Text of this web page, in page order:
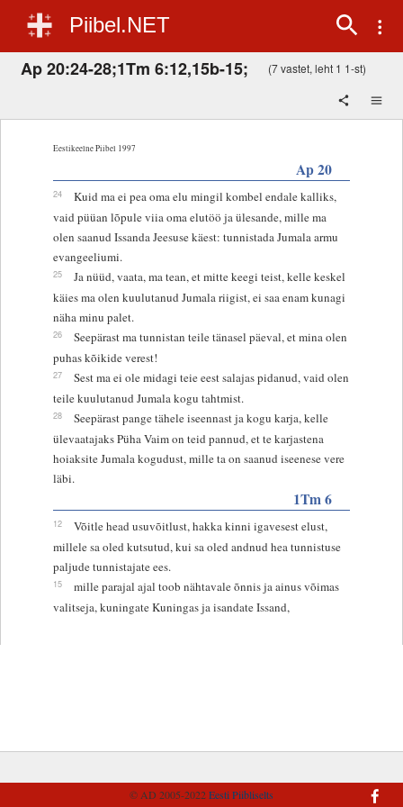
Piibel.NET
Ap 20:24-28;1Tm 6:12,15b-15; (7 vastet, leht 1 1-st)
Eestikeelne Piibel 1997
Ap 20
24
Kuid ma ei pea oma elu mingil kombel endale kalliks,
vaid püüan lõpule viia oma elutöö ja ülesande, mille ma
olen saanud Issanda Jeesuse käest: tunnistada Jumala armu
evangeeliumi.
25
Ja nüüd, vaata, ma tean, et mitte keegi teist, kelle keskel
käies ma olen kuulutanud Jumala riigist, ei saa enam kunagi
näha minu palet.
26
Seepärast ma tunnistan teile tänasel päeval, et mina olen
puhas kõikide verest!
27
Sest ma ei ole midagi teie eest salajas pidanud, vaid olen
teile kuulutanud Jumala kogu tahtmist.
28
Seepärast pange tähele iseennast ja kogu karja, kelle
ülevaatajaks Püha Vaim on teid pannud, et te karjastena
hoiaksite Jumala kogudust, mille ta on saanud iseenese vere
läbi.
1Tm 6
12
Võitle head usuvõitlust, hakka kinni igavesest elust,
millele sa oled kutsutud, kui sa oled andnud hea tunnistuse
paljude tunnistajate ees.
15
mille parajal ajal toob nähtavale õnnis ja ainus võimas
valitseja, kuningate Kuningas ja isandate Issand,
© AD 2005-2022Eesti Piibliselts